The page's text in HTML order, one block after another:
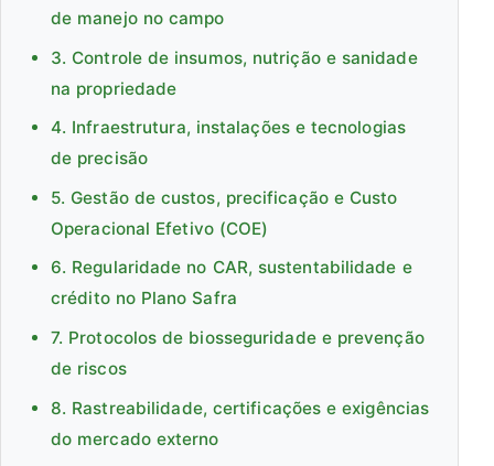
de manejo no campo
3. Controle de insumos, nutrição e sanidade
na propriedade
4. Infraestrutura, instalações e tecnologias
de precisão
5. Gestão de custos, precificação e Custo
Operacional Efetivo (COE)
6. Regularidade no CAR, sustentabilidade e
crédito no Plano Safra
7. Protocolos de biosseguridade e prevenção
de riscos
8. Rastreabilidade, certificações e exigências
do mercado externo